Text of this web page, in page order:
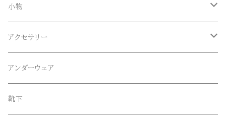
Blundstone(ブランドストーン)
CameOne(ケイムワン)
CANDY DESIGN&WORKS(CDW)
collonil(コロニル)
Tシャツ
ロンT
ボトムス
ロング
ショート
セットアップ
シューズ
シューズ
小物
帽子、マフラー、手袋
メガネ、サングラス
ベルト
アクセサリー
リング
ブレスレット、バングル
アンダーウェア
靴下